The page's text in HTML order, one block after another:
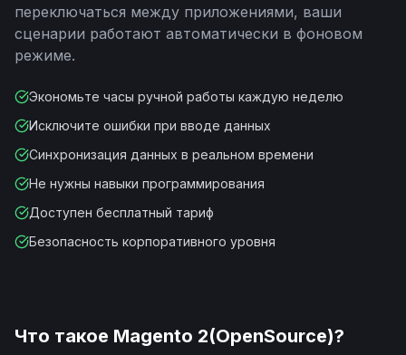
переключаться между приложениями, ваши
сценарии работают автоматически в фоновом
режиме.
Экономьте часы ручной работы каждую неделю
Исключите ошибки при вводе данных
Синхронизация данных в реальном времени
Не нужны навыки программирования
Доступен бесплатный тариф
Безопасность корпоративного уровня
Что такое Magento 2(OpenSource)?